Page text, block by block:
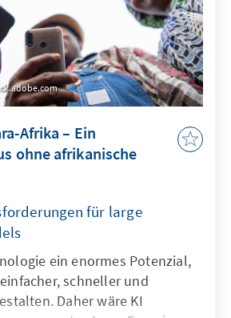
Afrika – Ein
ohne afrikanische
für large
ein enormes Potenzial,
schneller und
Daher wäre KI